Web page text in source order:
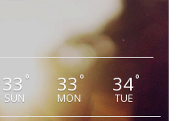
33 °
SUN
33 °
MON
34°
TUE